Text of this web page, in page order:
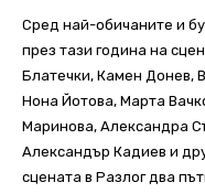
Сред най-обичаните и
през тази година на
Блатечки, Камен Донев,
Нона Йотова, Марта
Маринова, Александра
Александър Кадиев и
сцената в Разлог два